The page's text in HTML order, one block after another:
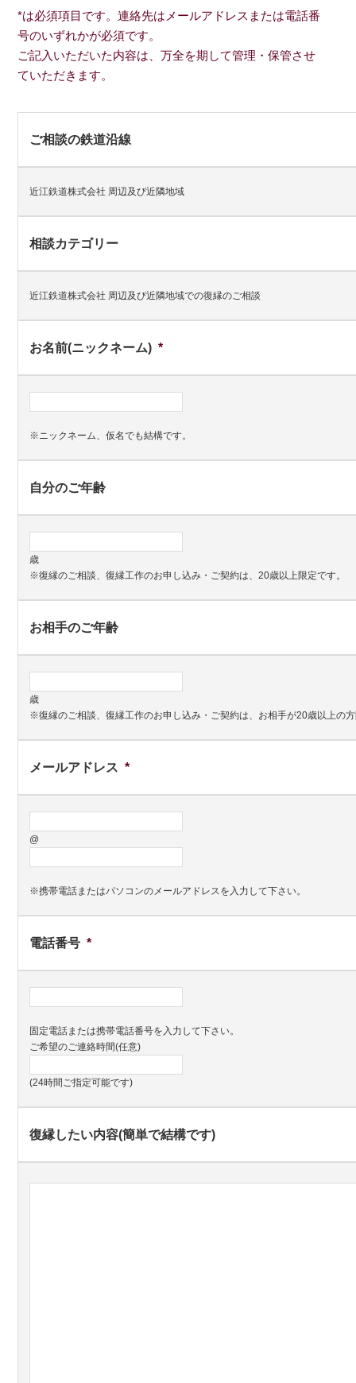
*は必須項目です。連絡先はメールアドレスまたは電話番
号のいずれかが必須です。
ご記入いただいた内容は、万全を期して管理・保管させ
ていただきます。
ご相談の鉄道沿線
近江鉄道株式会社 周辺及び近隣地域
相談カテゴリー
近江鉄道株式会社 周辺及び近隣地域での復縁のご相談
お名前(ニックネーム) *
※ニックネーム、仮名でも結構です。
自分のご年齢
歳
※復縁のご相談、復縁工作のお申し込み・ご契約は、20歳以上限定です。
お相手のご年齢
歳
※復縁のご相談、復縁工作のお申し込み・ご契約は、お相手が20歳以上の
メールアドレス *
@
※携帯電話またはパソコンのメールアドレスを入力して下さい。
電話番号 *
固定電話または携帯電話番号を入力して下さい。
ご希望のご連絡時間(任意)
(24時間ご指定可能です)
復縁したい内容(簡単で結構です)